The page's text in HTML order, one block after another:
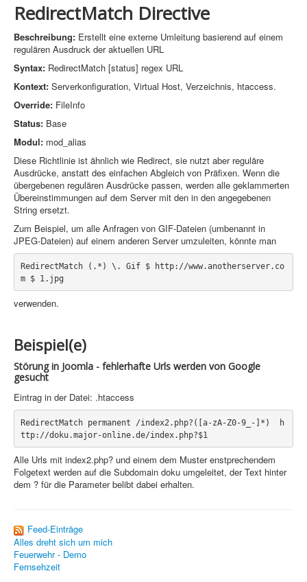
Home
PovRay
PHP
Webdesign
CMS
JavaScript
Sicherheit
Figuren - Boernie und Freunde +
Home
PovRay
PHP
Grafik
JavaScript
Sicherheit
Home
PHP
Webdesign
RedirectMatch Directive
Beschreibung: Erstellt eine externe Umleitung basierend auf einem
regulären Ausdruck der aktuellen URL
Syntax: RedirectMatch [status] regex URL
Kontext: Serverkonfiguration, Virtual Host, Verzeichnis, htaccess.
Override: FileInfo
Status: Base
Modul: mod_alias
Diese Richtlinie ist ähnlich wie Redirect, sie nutzt aber reguläre
Ausdrücke, anstatt des einfachen Abgleich von Präfixen. Wenn die
übergebenen regulären Ausdrücke passen, werden alle geklammerten
Übereinstimmungen auf dem Server mit den in den angegebenen
String ersetzt.
Zum Beispiel, um alle Anfragen von GIF-Dateien (umbenannt in
JPEG-Dateien) auf einem anderen Server umzuleiten, könnte man
RedirectMatch (.*) \. Gif $ http://www.anotherserver.co
verwenden.
Beispiel(e)
Störung in Joomla - fehlerhafte Urls werden von Google
gesucht
Eintrag in der Datei: .htaccess
RedirectMatch permanent /index2.php?([a-zA-Z0-9_-]*)  h
Alle Urls mit index2.php? und einem dem Muster enstprechendem
Folgetext werden auf die Subdomain doku umgeleitet, der Text hinter
dem ? für die Parameter belibt dabei erhalten.
Feed-Einträge
Alles dreht sich um mich
Feuerwehr - Demo
Fernsehzeit